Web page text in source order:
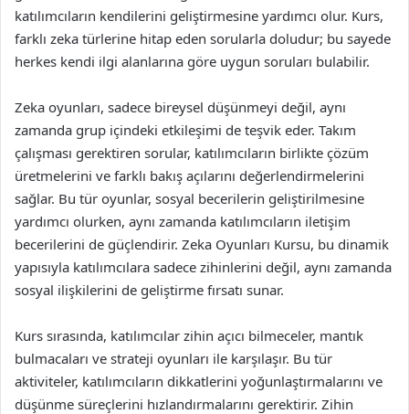
katılımcıların kendilerini geliştirmesine yardımcı olur. Kurs,
farklı zeka türlerine hitap eden sorularla doludur; bu sayede
herkes kendi ilgi alanlarına göre uygun soruları bulabilir.
Zeka oyunları, sadece bireysel düşünmeyi değil, aynı
zamanda grup içindeki etkileşimi de teşvik eder. Takım
çalışması gerektiren sorular, katılımcıların birlikte çözüm
üretmelerini ve farklı bakış açılarını değerlendirmelerini
sağlar. Bu tür oyunlar, sosyal becerilerin geliştirilmesine
yardımcı olurken, aynı zamanda katılımcıların iletişim
becerilerini de güçlendirir. Zeka Oyunları Kursu, bu dinamik
yapısıyla katılımcılara sadece zihinlerini değil, aynı zamanda
sosyal ilişkilerini de geliştirme fırsatı sunar.
Kurs sırasında, katılımcılar zihin açıcı bilmeceler, mantık
bulmacaları ve strateji oyunları ile karşılaşır. Bu tür
aktiviteler, katılımcıların dikkatlerini yoğunlaştırmalarını ve
düşünme süreçlerini hızlandırmalarını gerektirir. Zihin